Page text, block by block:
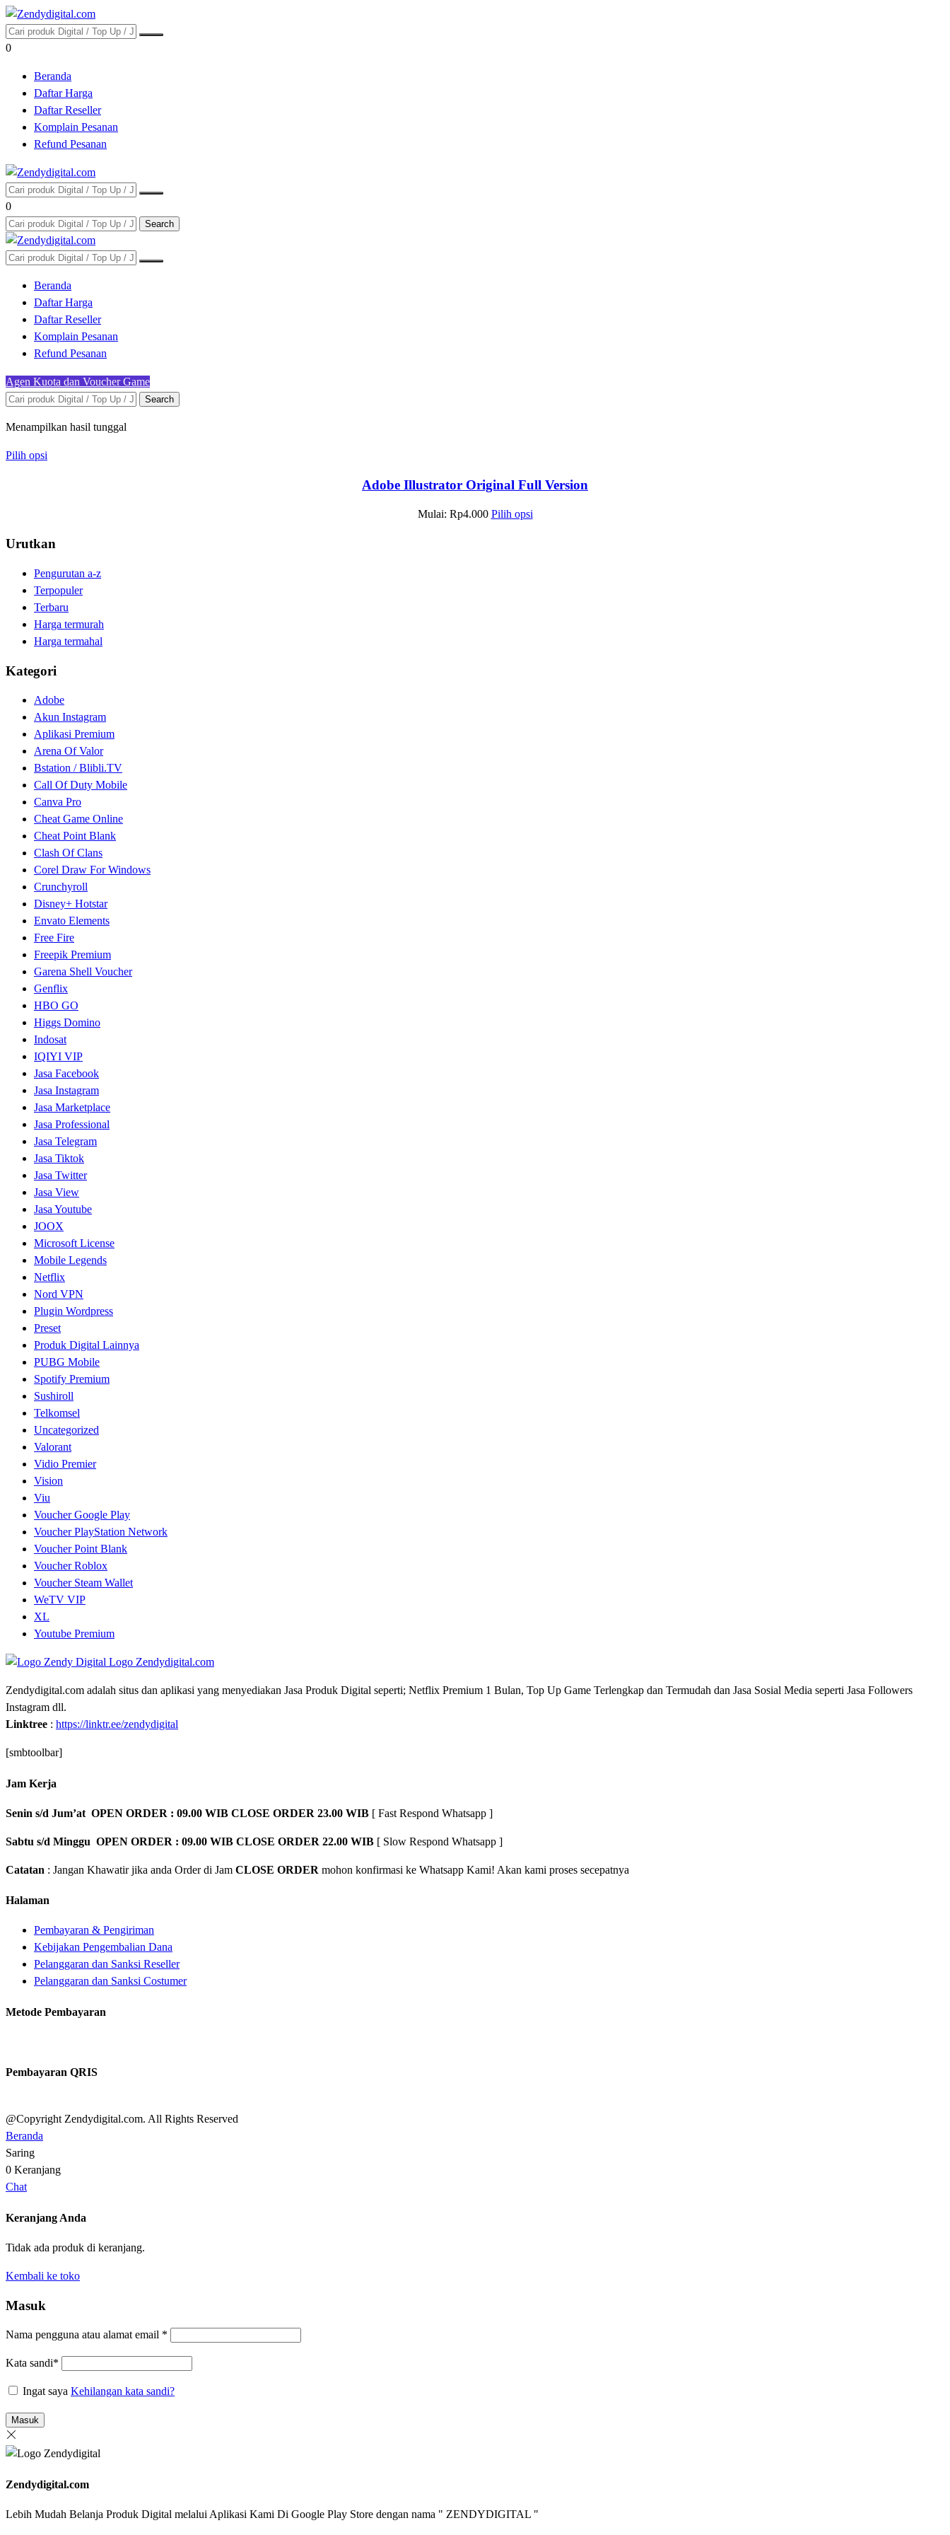
0
Beranda
Daftar Harga
Daftar Reseller
Komplain Pesanan
Refund Pesanan
0
Search
Beranda
Daftar Harga
Daftar Reseller
Komplain Pesanan
Refund Pesanan
Agen Kuota dan Voucher Game
Search
Menampilkan hasil tunggal
Pilih opsi
Adobe Illustrator Original Full Version
Mulai: Rp4.000 Pilih opsi
Urutkan
Pengurutan a-z
Terpopuler
Terbaru
Harga termurah
Harga termahal
Kategori
Adobe
Akun Instagram
Aplikasi Premium
Arena Of Valor
Bstation / Blibli.TV
Call Of Duty Mobile
Canva Pro
Cheat Game Online
Cheat Point Blank
Clash Of Clans
Corel Draw For Windows
Crunchyroll
Disney+ Hotstar
Envato Elements
Free Fire
Freepik Premium
Garena Shell Voucher
Genflix
HBO GO
Higgs Domino
Indosat
IQIYI VIP
Jasa Facebook
Jasa Instagram
Jasa Marketplace
Jasa Professional
Jasa Telegram
Jasa Tiktok
Jasa Twitter
Jasa View
Jasa Youtube
JOOX
Microsoft License
Mobile Legends
Netflix
Nord VPN
Plugin Wordpress
Preset
Produk Digital Lainnya
PUBG Mobile
Spotify Premium
Sushiroll
Telkomsel
Uncategorized
Valorant
Vidio Premier
Vision
Viu
Voucher Google Play
Voucher PlayStation Network
Voucher Point Blank
Voucher Roblox
Voucher Steam Wallet
WeTV VIP
XL
Youtube Premium
Zendydigital.com adalah situs dan aplikasi yang menyediakan Jasa Produk Digital seperti; Netflix Premium 1 Bulan, Top Up Game Terlengkap dan Termudah dan Jasa Sosial Media seperti Jasa Followers
Instagram dll.
Linktree : https://linktr.ee/zendydigital
[smbtoolbar]
Jam Kerja
Senin s/d Jum’at OPEN ORDER : 09.00 WIB CLOSE ORDER 23.00 WIB [ Fast Respond Whatsapp ]
Sabtu s/d Minggu OPEN ORDER : 09.00 WIB CLOSE ORDER 22.00 WIB [ Slow Respond Whatsapp ]
Catatan : Jangan Khawatir jika anda Order di Jam CLOSE ORDER mohon konfirmasi ke Whatsapp Kami! Akan kami proses secepatnya
Halaman
Pembayaran & Pengiriman
Kebijakan Pengembalian Dana
Pelanggaran dan Sanksi Reseller
Pelanggaran dan Sanksi Costumer
Metode Pembayaran
Pembayaran QRIS
@Copyright Zendydigital.com. All Rights Reserved
Beranda
Saring
0 Keranjang
Chat
Keranjang Anda
Tidak ada produk di keranjang.
Kembali ke toko
Masuk
Nama pengguna atau alamat email *
Kata sandi*
Ingat saya Kehilangan kata sandi?
Masuk
Zendydigital.com
Lebih Mudah Belanja Produk Digital melalui Aplikasi Kami Di Google Play Store dengan nama " ZENDYDIGITAL "